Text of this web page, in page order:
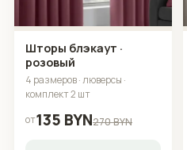
Шторы блэкаут ·
розовый
4 размеров · люверсы ·
комплект 2 шт
от135 BYN270 BYN